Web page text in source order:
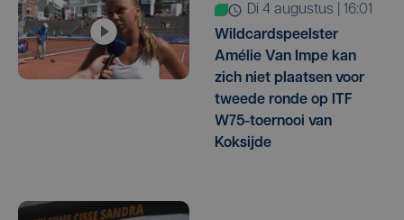
di 4 augustus | 16:01
Wildcardspeelster
Amélie Van Impe kan
zich niet plaatsen voor
tweede ronde op ITF
W75-toernooi van
Koksijde